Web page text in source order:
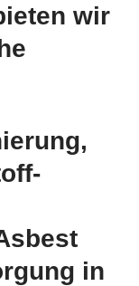
wir
in